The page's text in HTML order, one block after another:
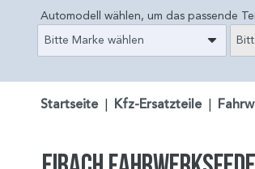
Automodell wählen, um das passende
Bitte Marke wählen
Startseite Kfz-Ersatzteile